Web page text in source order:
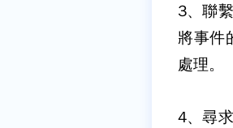
3、聯
將事件
處理。
4、尋